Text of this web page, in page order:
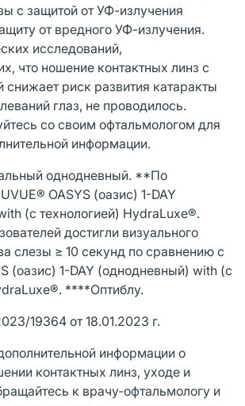
с защитой от УФ-излучения
от вредного УФ-излучения.
исследований,
что ношение контактных линз с
риск развития катаракты
глаз, не проводилось.
со своим офтальмологом для
информации.
однодневный. **По
OASYS (оазис) 1-DAY
(с технологией) HydraLuxe®.
достигли визуального
слезы ≥ 10 секунд по сравнению с
(оазис) 1-DAY (однодневный) with (с
****Оптиблу.
19364 от 18.01.2023 г.
информации о
контактных линз, уходе и
к врачу-офтальмологу и